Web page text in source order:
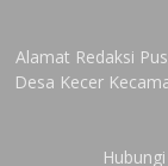
Alamat Redaksi
Desa Kecer